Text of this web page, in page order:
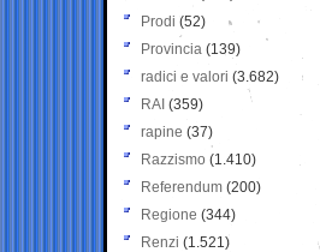
Prodi (52)
Provincia (139)
radici e valori (3.682)
RAI (359)
rapine (37)
Razzismo (1.410)
Referendum (200)
Regione (344)
Renzi (1.521)